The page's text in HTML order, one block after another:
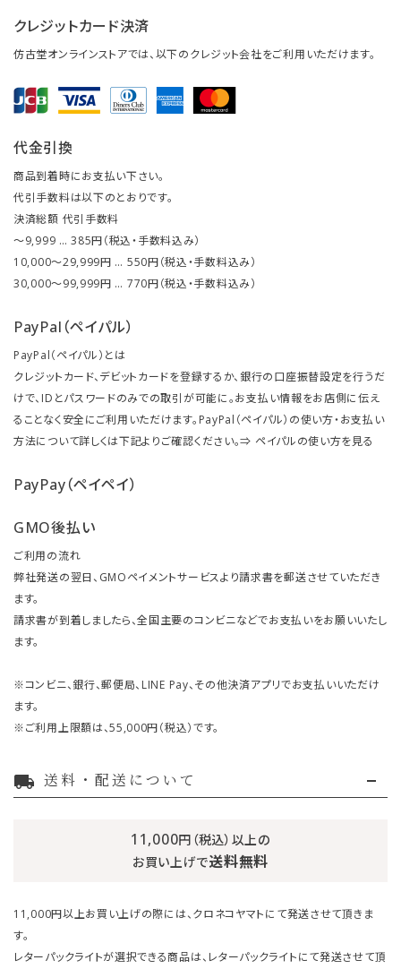
クレジットカード決済
仿古堂オンラインストアでは、以下のクレジット会社をご利用いただけます。
代金引換
商品到着時にお支払い下さい。
代引手数料は以下のとおりです。
決済総額 代引手数料
～9,999 … 385円（税込・手数料込み）
10,000～29,999円 … 550円（税込・手数料込み）
30,000～99,999円 … 770円（税込・手数料込み）
PayPal（ペイパル）
PayPal（ペイパル）とは
クレジットカード、デビットカードを登録するか、銀行の口座振替設定を行うだ
けで、IDとパスワードのみでの取引が可能に。お支払い情報をお店側に伝え
ることなく安全にご利用いただけます。PayPal（ペイパル）の使い方・お支払い
方法について詳しくは下記よりご確認ください。⇒ ペイパルの使い方を見る
PayPay（ペイペイ）
GMO後払い
ご利用の流れ
弊社発送の翌日、GMOペイメントサービスより請求書を郵送させていただき
ます。
請求書が到着しましたら、全国主要のコンビニなどでお支払いをお願いいたし
ます。
※コンビニ、銀行、郵便局、LINE Pay、その他決済アプリでお支払いいただけ
ます。
※ご利用上限額は、55,000円（税込）です。
local_shipping 送料・配送について
11,000円（税込）以上の
お買い上げで送料無料
11,000円以上お買い上げの際には、クロネコヤマトにて発送させて頂きま
す。
レターパックライトが選択できる商品は、レターパックライトにて発送させて頂